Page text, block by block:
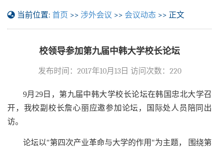
当前位置: 首页 >> 涉外会议 >> 会议动态 >> 正文
校领导参加第九届中韩大学校长论坛
发布时间：2017年10月13日 访问次数： 220
9月29日，第九届中韩大学校长论坛在韩国忠北大学召
开，我校副校长詹心丽应邀参加论坛，国际处人员陪同出
访。
论坛以"第四次产业革命与大学的作用"为主题， 围绕第